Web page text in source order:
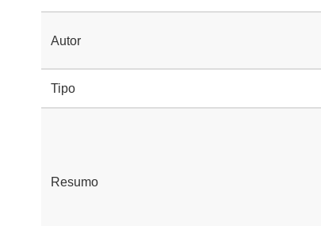
Autor
Tipo
Resumo